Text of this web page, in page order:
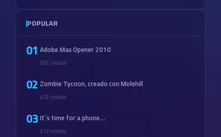
POPULAR
01 Adobe Max Opener 2010
562 visitas
02Zombie Tycoon, creado con Molehill
472 visitas
03It´s time for a phone…
412 visitas